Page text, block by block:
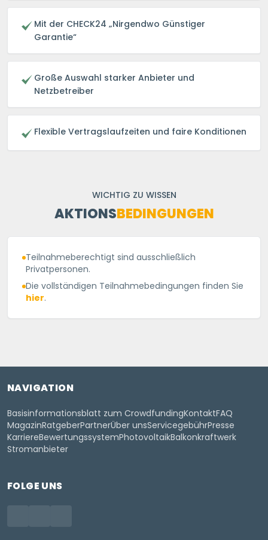
Mit der CHECK24 „Nirgendwo Günstiger
Garantie“
Große Auswahl starker Anbieter und
Netzbetreiber
Flexible Vertragslaufzeiten und faire Konditionen
WICHTIG ZU WISSEN
AKTIONSBEDINGUNGEN
Teilnahmeberechtigt sind ausschließlich
Privatpersonen.
Die vollständigen Teilnahmebedingungen finden Sie
hier.
NAVIGATION
Basisinformationsblatt zum CrowdfundingKontaktFAQ
MagazinRatgeberPartnerÜber unsServicegebührPresse
KarriereBewertungssystemPhotovoltaikBalkonkraftwerk
Stromanbieter
FOLGE UNS